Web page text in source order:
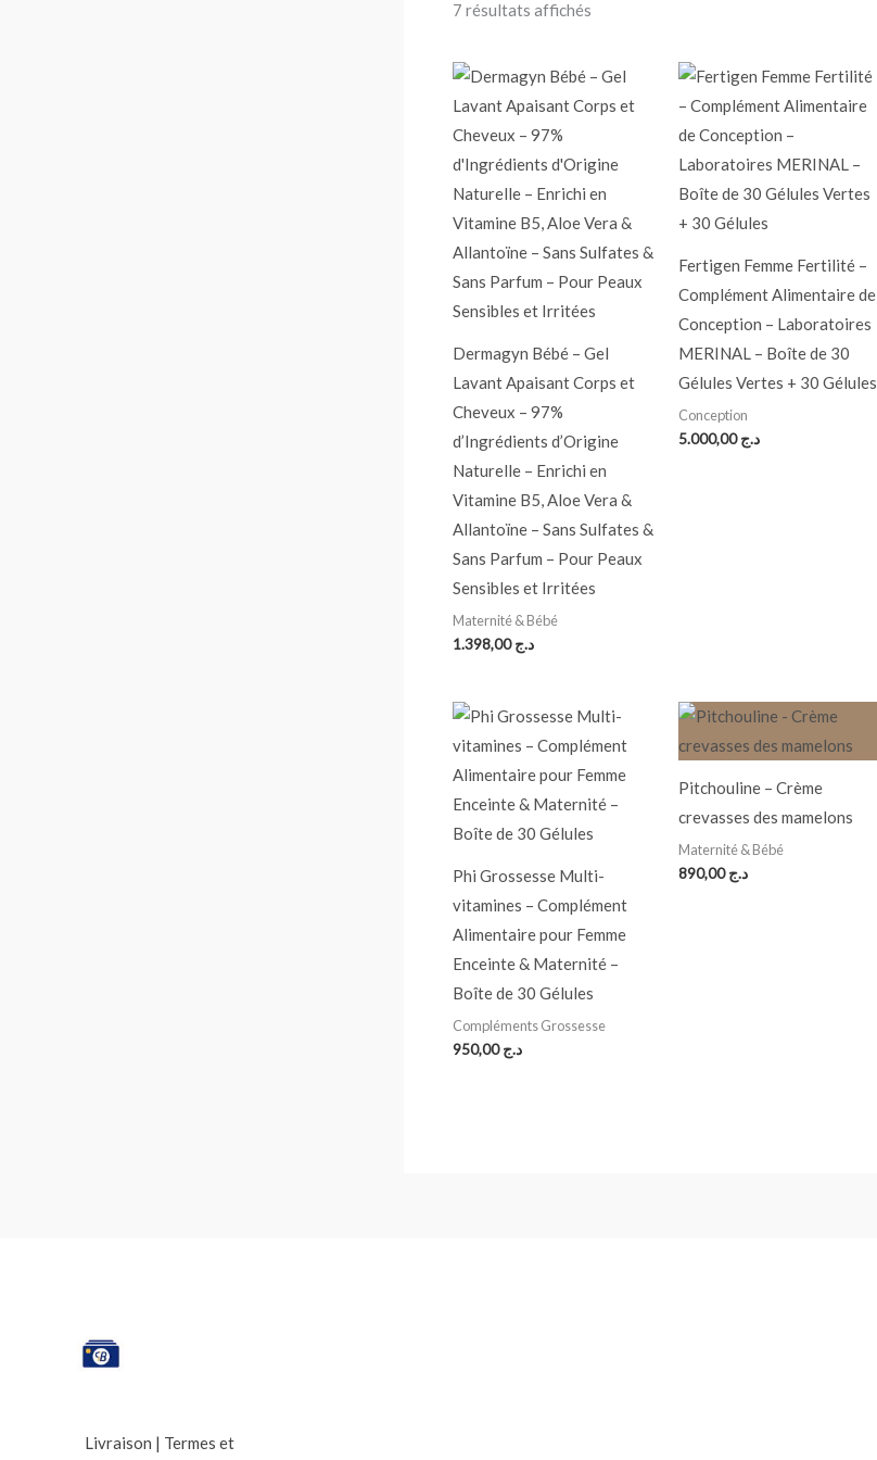
7 résultats affichés
Dermagyn Bébé – Gel
Lavant Apaisant Corps et
Cheveux – 97%
d’Ingrédients d’Origine
Naturelle – Enrichi en
Vitamine B5, Aloe Vera &
Allantoïne – Sans Sulfates &
Sans Parfum – Pour Peaux
Sensibles et Irritées
Maternité & Bébé
د.ج1.398,00
Fertigen Femme Fertilité –
Complément Alimentaire de
Conception – Laboratoires
MERINAL – Boîte de 30
Gélules Vertes + 30 Gélules
Conception
د.ج5.000,00
Phi Grossesse Multi-
vitamines – Complément
Alimentaire pour Femme
Enceinte & Maternité –
Boîte de 30 Gélules
Compléments Grossesse
د.ج950,00
Pitchouline – Crème
crevasses des mamelons
Maternité & Bébé
د.ج890,00
Livraison | Termes et